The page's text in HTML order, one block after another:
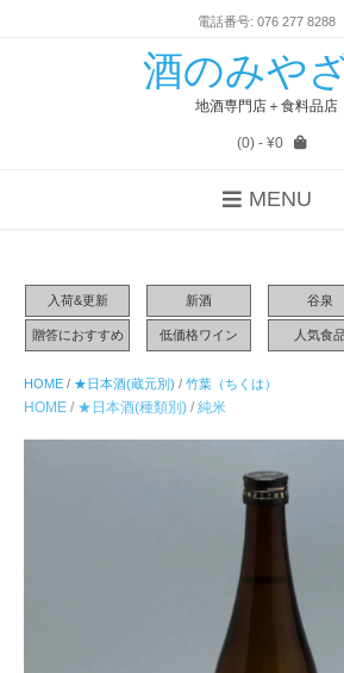
電話番号: 076 277 8288
酒のみや
地酒専門店＋食料品店
(0)- ¥0
MENU
入荷&更新 新酒 谷泉
贈答におすすめ 低価格ワイン 人気食
HOME / ★日本酒(蔵元別) / 竹葉（ちくは）
HOME / ★日本酒(種類別) / 純米